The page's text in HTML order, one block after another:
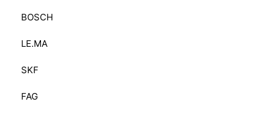
BOSCH
LE.MA
SKF
FAG